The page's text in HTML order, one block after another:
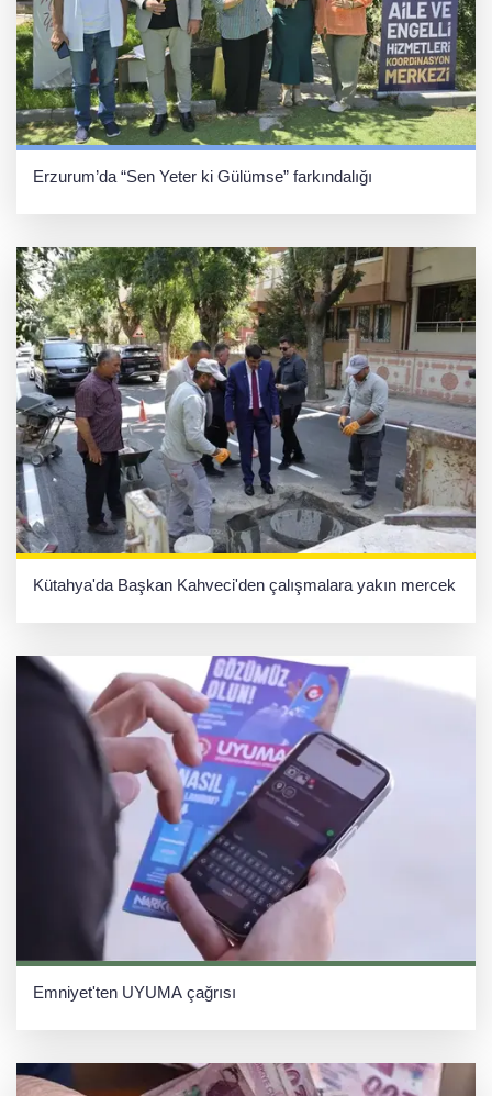
Erzurum’da “Sen Yeter ki Gülümse” farkındalığı
Kütahya'da Başkan Kahveci'den çalışmalara yakın mercek
Emniyet'ten UYUMA çağrısı